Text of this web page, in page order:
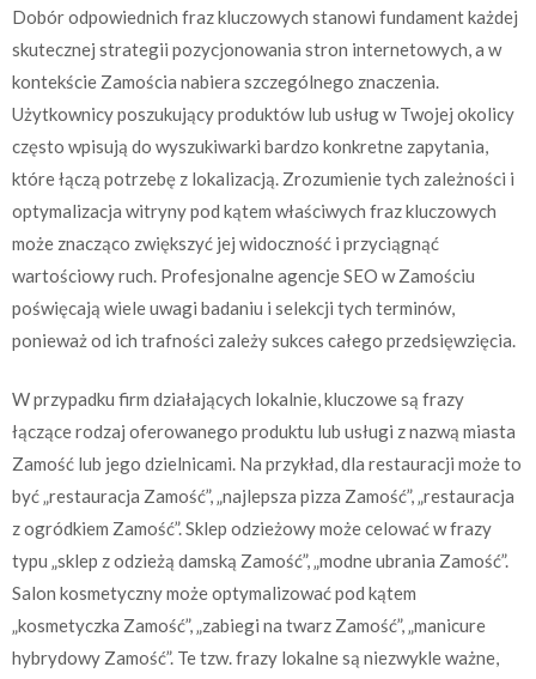
Dobór odpowiednich fraz kluczowych stanowi fundament każdej
skutecznej strategii pozycjonowania stron internetowych, a w
kontekście Zamościa nabiera szczególnego znaczenia.
Użytkownicy poszukujący produktów lub usług w Twojej okolicy
często wpisują do wyszukiwarki bardzo konkretne zapytania,
które łączą potrzebę z lokalizacją. Zrozumienie tych zależności i
optymalizacja witryny pod kątem właściwych fraz kluczowych
może znacząco zwiększyć jej widoczność i przyciągnąć
wartościowy ruch. Profesjonalne agencje SEO w Zamościu
poświęcają wiele uwagi badaniu i selekcji tych terminów,
ponieważ od ich trafności zależy sukces całego przedsięwzięcia.
W przypadku firm działających lokalnie, kluczowe są frazy
łączące rodzaj oferowanego produktu lub usługi z nazwą miasta
Zamość lub jego dzielnicami. Na przykład, dla restauracji może to
być „restauracja Zamość”, „najlepsza pizza Zamość”, „restauracja
z ogródkiem Zamość”. Sklep odzieżowy może celować w frazy
typu „sklep z odzieżą damską Zamość”, „modne ubrania Zamość”.
Salon kosmetyczny może optymalizować pod kątem
„kosmetyczka Zamość”, „zabiegi na twarz Zamość”, „manicure
hybrydowy Zamość”. Te tzw. frazy lokalne są niezwykle ważne,